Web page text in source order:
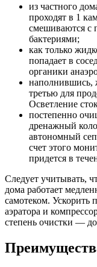
из частного
проходят в 1
смешиваются с
бактериями;
как только
попадает в
органики
наполнившись,
третью для
Осветление
постепенно
дренажный
автономный
счет этого
придется в
Следует учитывать,
дома работает
самотеком. Ускорить
аэратора и
степень очистки —